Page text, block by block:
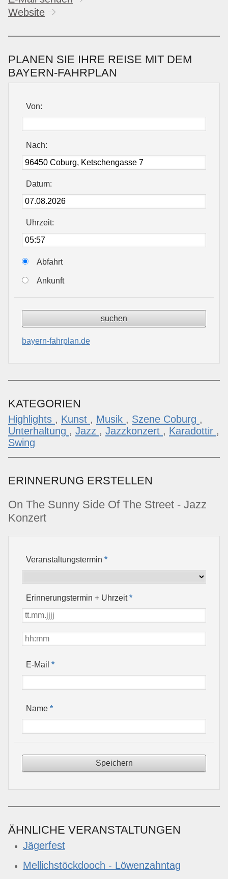
Website
PLANEN SIE IHRE REISE MIT DEM
BAYERN-FAHRPLAN
Von:
Nach:
Datum:
Uhrzeit:
Abfahrt
Ankunft
bayern-fahrplan.de
KATEGORIEN
Highlights , Kunst , Musik , Szene Coburg ,
Unterhaltung , Jazz , Jazzkonzert , Karadottir ,
Swing
ERINNERUNG ERSTELLEN
On The Sunny Side Of The Street - Jazz
Konzert
Veranstaltungstermin*
Erinnerungstermin + Uhrzeit*
E-Mail*
Name*
ÄHNLICHE VERANSTALTUNGEN
Jägerfest
Mellichstöckdooch - Löwenzahntag